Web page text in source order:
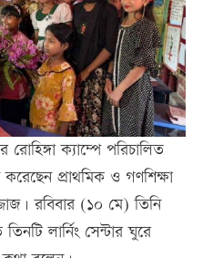
ক্যাম্পে পরিচালিত
করেছেন প্রাথমিক ও গণশিক্ষা
রবিবার (১০ মে) তিনি
লার্নিং সেন্টার ঘুরে